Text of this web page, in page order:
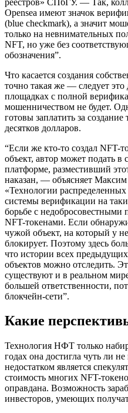
Opensea имеют значок
(blue checkmark), а значит
только на невнимательных
NFT, но уже без
обозначения”.
Что касается создания
точно такая же — следует
площадках с полной
мошенничеством не будет.
готовы заплатить за
десятков долларов.
“Если же кто-то создал NFT-
объект, автор может подать в
платформе, разместивший
наказан, — объясняет
«Технологии
системы верификации на
борьбе с
NFT-токенами. Если
чужой объект, на который у
блокирует. Поэтому здесь
что истории всех
объектов можно отследить.
существуют и в реальном
большей ответственности,
блокчейн-сети”.
Какие
Технология НФТ только
годах она достигла чуть ли
недостатком является
стоимость многих NFT-
оправдана. Возможность
инвесторов, умеющих